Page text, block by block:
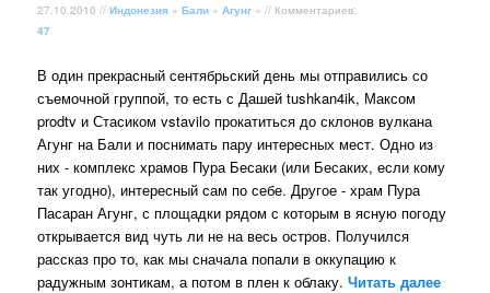
27.10.2010 //Индонезия »Бали »Агунг » // Комментариев:
47
В один прекрасный сентябрьский день мы отправились со
съемочной группой, то есть с Дашей tushkan4ik, Максом
prodtv и Стасиком vstavilo прокатиться до склонов вулкана
Агунг на Бали и поснимать пару интересных мест. Одно из
них - комплекс храмов Пура Бесаки (или Бесаких, если кому
так угодно), интересный сам по себе. Другое - храм Пура
Пасаран Агунг, с площадки рядом с которым в ясную погоду
открывается вид чуть ли не на весь остров. Получился
рассказ про то, как мы сначала попали в оккупацию к
радужным зонтикам, а потом в плен к облаку.Читать далее